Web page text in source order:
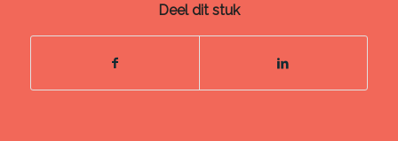
Deel dit stuk